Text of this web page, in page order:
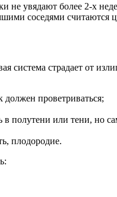
не увядают более 2-х
соседями считаются
система страдает от
проветриваться;
полутени или тени, но
плодородие.